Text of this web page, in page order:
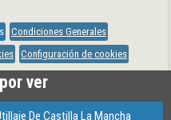
Condiciones Generales
Configuración de cookies
ver
De Castilla La Mancha